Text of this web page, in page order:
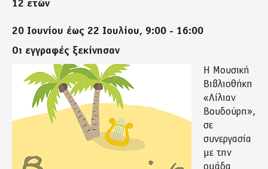
12 ετών
20 Ιουνίου έως 22 Ιουλίου, 9:00 - 16:00
Οι εγγραφές ξεκίνησαν
Η Μουσική
Βιβλιοθήκη
«Λίλιαν
Βουδούρη»,
σε
συνεργασία
με την